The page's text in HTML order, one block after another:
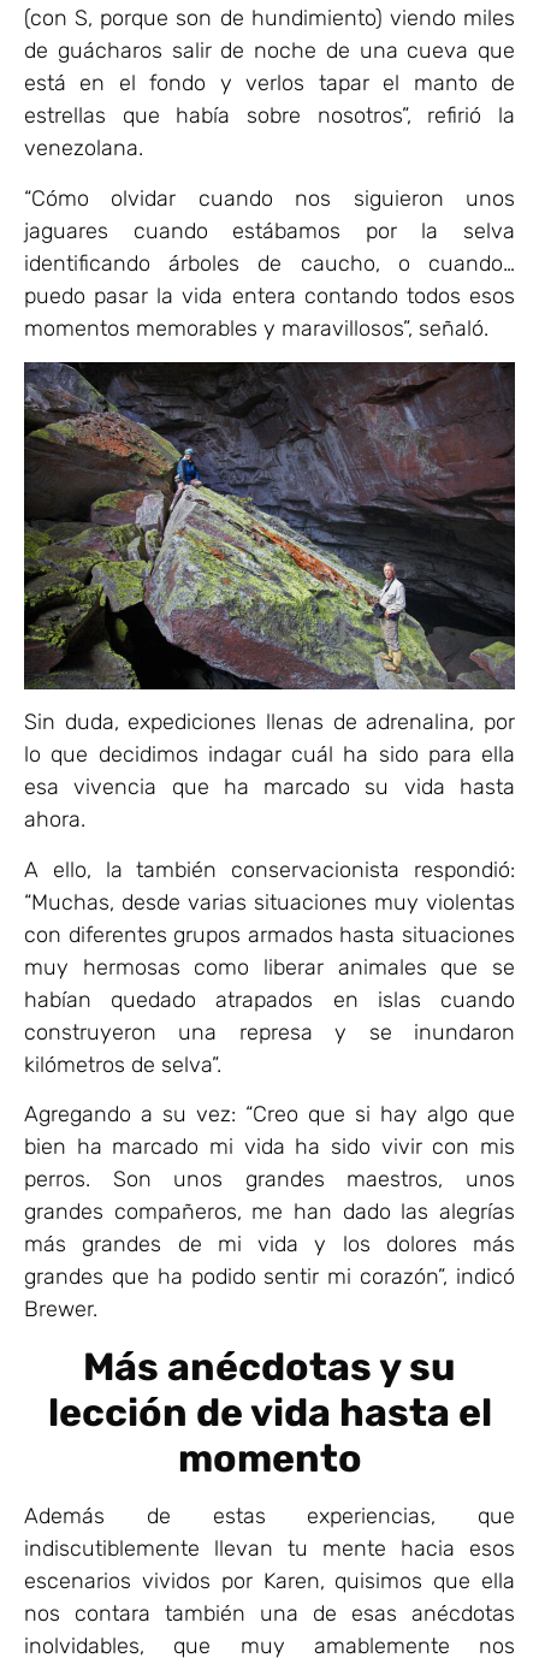
(con S, porque son de hundimiento) viendo miles
de guácharos salir de noche de una cueva que
está en el fondo y verlos tapar el manto de
estrellas que había sobre nosotros”, refirió la
venezolana.
“Cómo olvidar cuando nos siguieron unos
jaguares cuando estábamos por la selva
identificando árboles de caucho, o cuando…
puedo pasar la vida entera contando todos esos
momentos memorables y maravillosos”, señaló.
Sin duda, expediciones llenas de adrenalina, por
lo que decidimos indagar cuál ha sido para ella
esa vivencia que ha marcado su vida hasta
ahora.
A ello, la también conservacionista respondió:
“Muchas, desde varias situaciones muy violentas
con diferentes grupos armados hasta situaciones
muy hermosas como liberar animales que se
habían quedado atrapados en islas cuando
construyeron una represa y se inundaron
kilómetros de selva”.
Agregando a su vez: “Creo que si hay algo que
bien ha marcado mi vida ha sido vivir con mis
perros. Son unos grandes maestros, unos
grandes compañeros, me han dado las alegrías
más grandes de mi vida y los dolores más
grandes que ha podido sentir mi corazón”, indicó
Brewer.
Más anécdotas y su
lección de vida hasta el
momento
Además de estas experiencias, que
indiscutiblemente llevan tu mente hacia esos
escenarios vividos por Karen, quisimos que ella
nos contara también una de esas anécdotas
inolvidables, que muy amablemente nos